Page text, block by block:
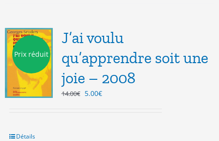
Prix réduit
J’ai voulu
qu’apprendre soit une
joie – 2008
14.00€ Le
5.00€Le
Détails